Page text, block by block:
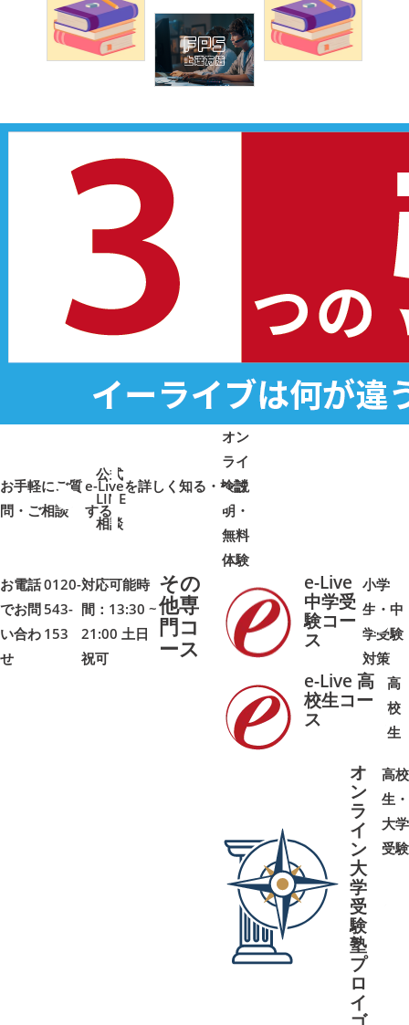
公式
LINE
相談
お手軽にご質
問・ご相談➜ ➜
オン
ライ
ン説
明・
無料
体験
e-Liveを詳しく知る・検討
する
➜➜
お電話
でお問
い合わ
せ
0120-
543-
153
対応可能時
間：13:30 ~
21:00 土日
祝可
その
他専
門コ
ース
e-Live
中学受
験コー
ス
小学
生・中
学受験
対策
➜➜
e-Live 高
校生コー
ス
高
校
生
➜➜
オ
ン
ラ
イ
ン
大
学
受
験
塾
プ
ロ
イ
高校
生・
大学
受験